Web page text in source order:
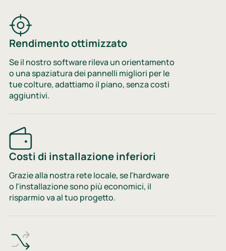
Rendimento ottimizzato
Se il nostro software rileva un orientamento
o una spaziatura dei pannelli migliori per le
tue colture, adattiamo il piano, senza costi
aggiuntivi.
Costi di installazione inferiori
Grazie alla nostra rete locale, se l'hardware
o l'installazione sono più economici, il
risparmio va al tuo progetto.